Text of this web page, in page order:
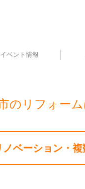
イベント情報
のリフォー
ノベーション・